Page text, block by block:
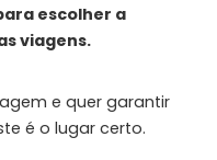
escolher a
viagens.
e quer garantir
é o lugar certo.